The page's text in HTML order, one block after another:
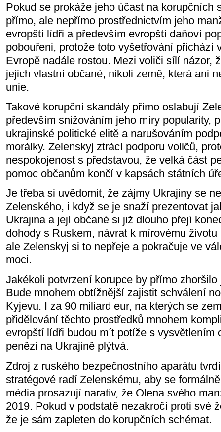
Pokud se prokáže jeho účast na korupčních
přímo, ale nepřímo prostřednictvím jeho
evropští lídři a především evropští daňoví
pobouřeni, protože toto vyšetřování přichází
Evropě nadále rostou. Mezi voliči sílí názor,
jejich vlastní občané, nikoli země, která ani
unie.
Takové korupční skandály přímo oslabují
především snižováním jeho míry popularity,
ukrajinské politické elitě a narušováním
morálky. Zelenskyj ztrácí podporu voličů,
nespokojenost s představou, že velká část
pomoc občanům končí v kapsách státních
Je třeba si uvědomit, že zájmy Ukrajiny se
Zelenského, i když se je snaží prezentovat
Ukrajina a její občané si již dlouho přejí
dohody s Ruskem, návrat k mírovému
ale Zelenskyj si to nepřeje a pokračuje ve
moci.
Jakékoli potvrzení korupce by přímo
Bude mnohem obtížnější zajistit schválení
Kyjevu. I za 90 miliard eur, na kterých se
přidělování těchto prostředků mnohem
evropští lídři budou mít potíže s vysvětlením
penězi na Ukrajině plýtvá.
Zdroj z ruského bezpečnostního aparátu
stratégové radí Zelenskému, aby se
média prosazují narativ, že Olena svého
2019. Pokud v podstatě nezakročí proti své
že je sám zapleten do korupčních schémat.